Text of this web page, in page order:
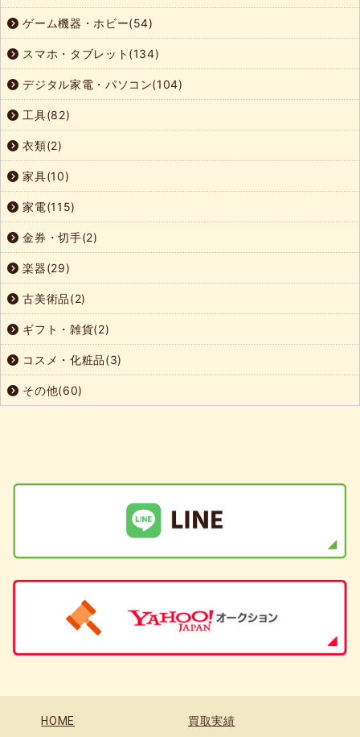
ゲーム機器・ホビー(54)
スマホ・タブレット(134)
デジタル家電・パソコン(104)
工具(82)
衣類(2)
家具(10)
家電(115)
金券・切手(2)
楽器(29)
古美術品(2)
ギフト・雑貨(2)
コスメ・化粧品(3)
その他(60)
HOME 買取実績